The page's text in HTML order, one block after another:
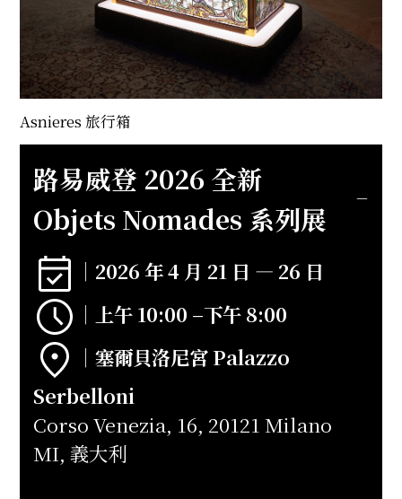
Asnieres 旅行箱
路易威登 2026 全新
Objets Nomades 系列展
｜2026 年 4 月 21 日 — 26 日
｜上午 10:00 –下午 8:00
｜塞爾貝洛尼宮​​​​​​​ Palazzo
Serbelloni
Corso Venezia, 16, 20121 Milano
MI, 義大利